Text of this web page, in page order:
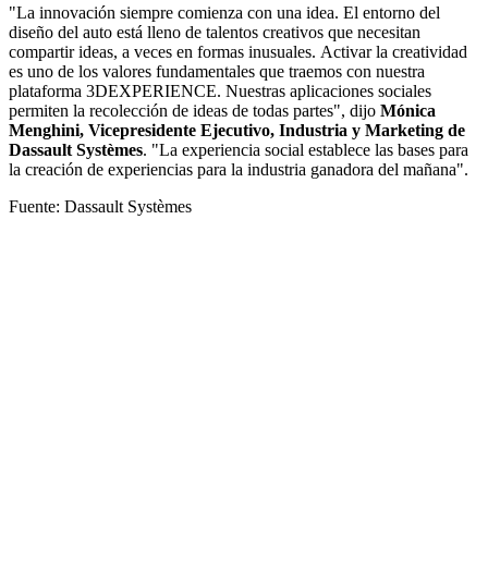
"La innovación siempre comienza con una idea. El entorno del
diseño del auto está lleno de talentos creativos que necesitan
compartir ideas, a veces en formas inusuales. Activar la creatividad
es uno de los valores fundamentales que traemos con nuestra
plataforma 3DEXPERIENCE. Nuestras aplicaciones sociales
permiten la recolección de ideas de todas partes", dijo Mónica
Menghini, Vicepresidente Ejecutivo, Industria y Marketing de
Dassault Systèmes. "La experiencia social establece las bases para
la creación de experiencias para la industria ganadora del mañana".
Fuente: Dassault Systèmes